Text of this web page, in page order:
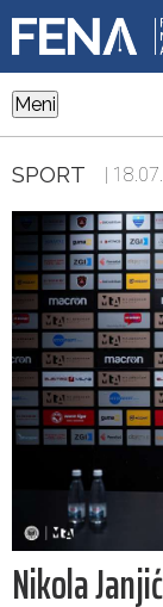
Meni
SPORT |
Nikola